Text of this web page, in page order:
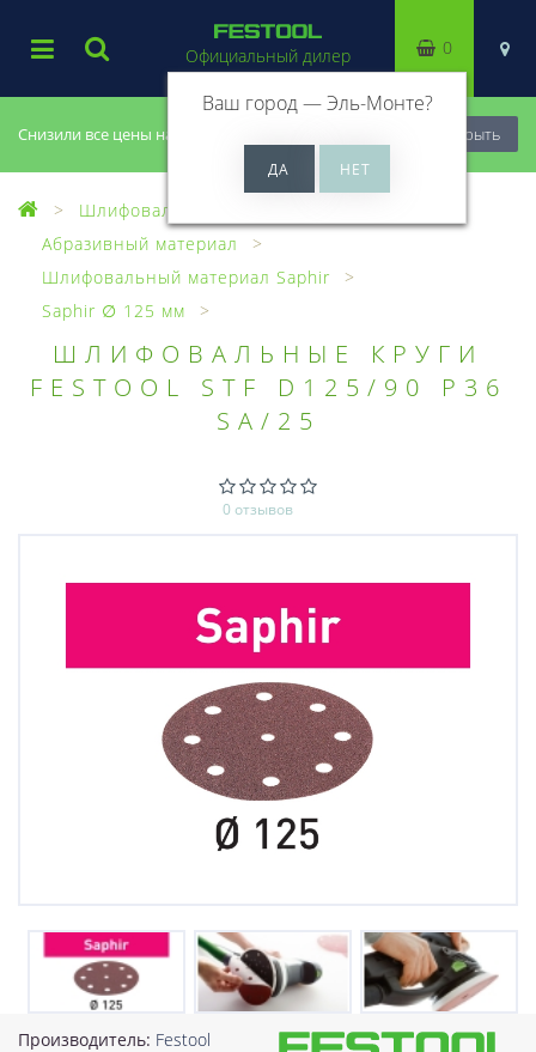
Снизили все цены на 20%, успей купить! Закрыть
Официальный дилер
Ваш город —Эль-Монте?
0
Шлифовальный материал
Абразивный материал
Шлифовальный материал Saphir
Saphir ∅ 125 мм
ШЛИФОВАЛЬНЫЕ КРУГИ
FESTOOL STF D125/90 P36
SA/25
0 отзывов
Производитель: Festool